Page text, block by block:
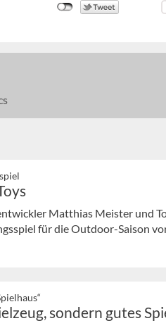
Matthias Meister und
für die Outdoor-Saison vor.
sondern gutes